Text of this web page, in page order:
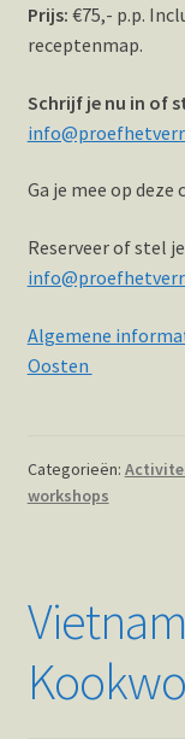
Prijs: €75,- p.p.
receptenmap.
Schrijf je nu in of
Ga je mee op deze
Reserveer of stel
Algemene
Oosten
Categorieën:
workshops